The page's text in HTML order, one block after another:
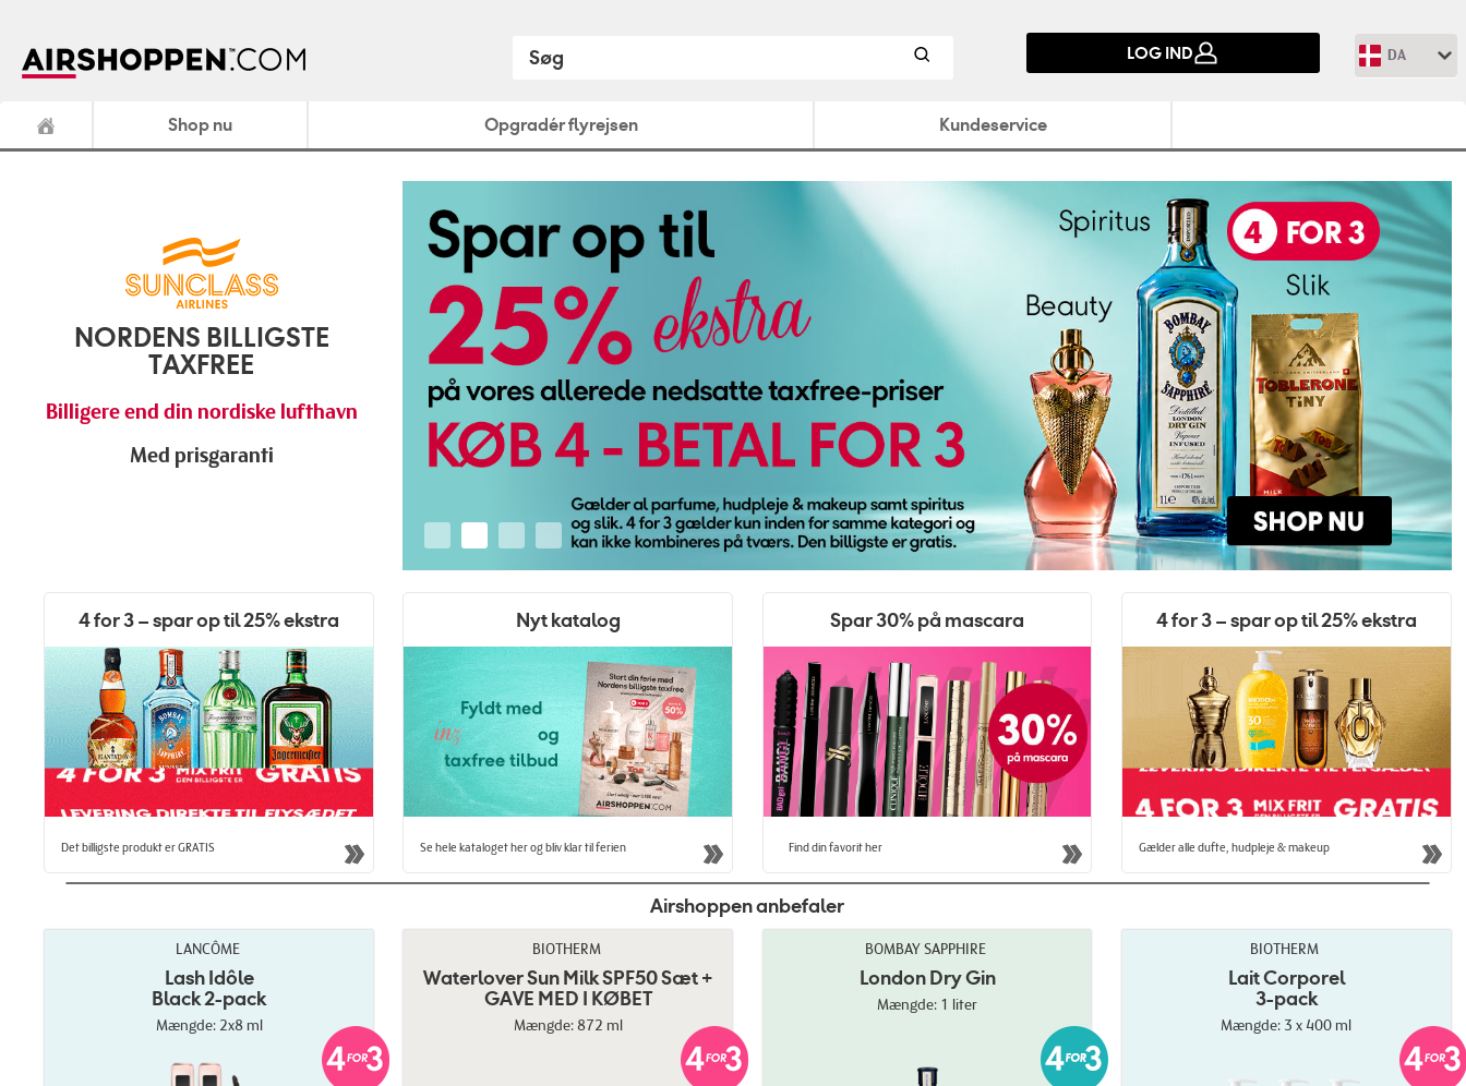
LOG IND DA
Shop nu Opgradér flyrejsen Kundeservice
NORDENS BILLIGSTE
TAXFREE
Billigere end din nordiske lufthavn
Med prisgaranti
4 for 3 – spar op til 25% ekstra
Det billigste produkt er GRATIS
Nyt katalog
Se hele kataloget her og bliv klar til ferien
Spar 30% på mascara
Find din favorit her
4 for 3 – spar op til 25% ekstra
Gælder alle dufte, hudpleje & makeup
Airshoppen anbefaler
LANCÔME
Lash Idôle
Black 2-pack
Mængde: 2x8 ml
BIOTHERM
Waterlover Sun Milk SPF50 Sæt +
GAVE MED I KØBET
Mængde: 872 ml
BOMBAY SAPPHIRE
London Dry Gin
Mængde: 1 liter
BIOTHERM
Lait Corporel
3-pack
Mængde: 3 x 400 ml